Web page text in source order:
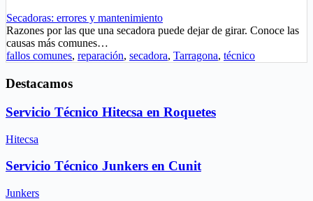
Secadoras: errores y mantenimiento
Razones por las que una secadora puede dejar de girar. Conoce las
causas más comunes…
fallos comunes, reparación, secadora, Tarragona, técnico
Destacamos
Servicio Técnico Hitecsa en Roquetes
Hitecsa
Servicio Técnico Junkers en Cunit
Junkers